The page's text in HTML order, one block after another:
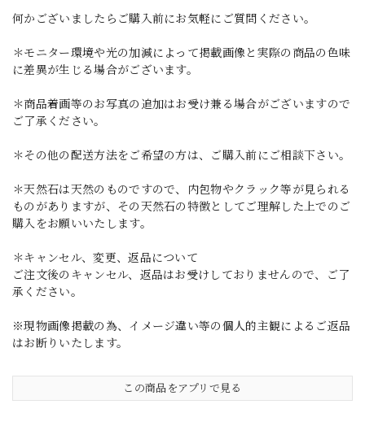
何かございましたらご購入前にお気軽にご質問ください。
＊モニター環境や光の加減によって掲載画像と実際の商品の色味
に差異が生じる場合がございます。
＊商品着画等のお写真の追加はお受け兼る場合がございますので
ご了承ください。
＊その他の配送方法をご希望の方は、ご購入前にご相談下さい。
＊天然石は天然のものですので、内包物やクラック等が見られる
ものがありますが、その天然石の特徴としてご理解した上でのご
購入をお願いいたします。
＊キャンセル、変更、返品について
ご注文後のキャンセル、返品はお受けしておりませんので、ご了
承ください。
※現物画像掲載の為、イメージ違い等の個人的主観によるご返品
はお断りいたします。
この商品をアプリで見る